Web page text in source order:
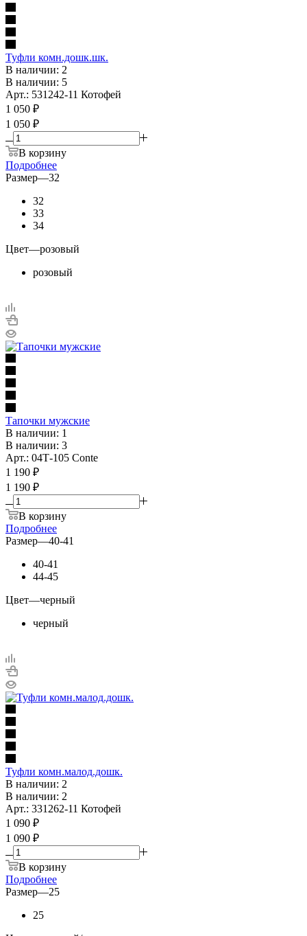
Туфли комн.дошк.шк.
В наличии: 2
В наличии: 5
Арт.: 531242-11 Котофей
1 050 ₽
1 050 ₽
В корзину
Подробнее
Размер—32
32
33
34
Цвет—розовый
розовый
Тапочки мужские
В наличии: 1
В наличии: 3
Арт.: 04Т-105 Conte
1 190 ₽
1 190 ₽
В корзину
Подробнее
Размер—40-41
40-41
44-45
Цвет—черный
черный
Туфли комн.малод.дошк.
В наличии: 2
В наличии: 2
Арт.: 331262-11 Котофей
1 090 ₽
1 090 ₽
В корзину
Подробнее
Размер—25
25